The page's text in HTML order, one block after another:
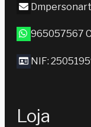
965057567
NIF:
Loja